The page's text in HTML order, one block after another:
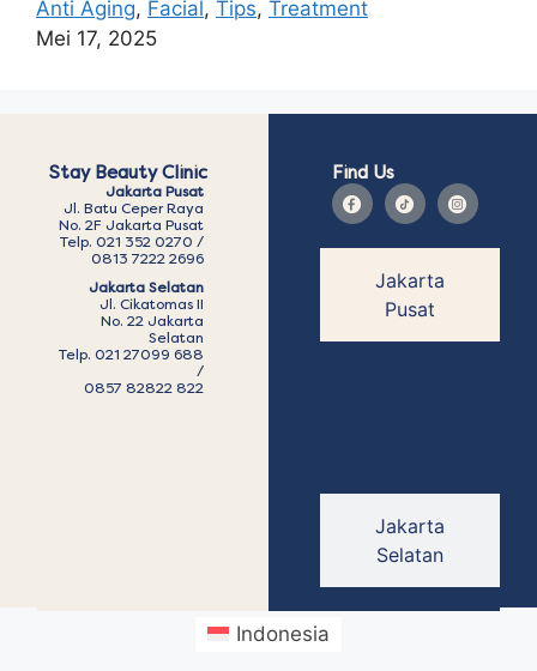
Anti Aging, Facial, Tips, Treatment
Mei 17, 2025
Stay Beauty Clinic
Jakarta Pusat
Jl. Batu Ceper Raya
No. 2F Jakarta Pusat
Telp. 021 352 0270 /
0813 7222 2696
Jakarta Selatan
Jl. Cikatomas II
No. 22 Jakarta
Selatan
Telp. 021 27099 688
/
0857 82822 822
Find Us
Jakarta
Pusat
Jakarta
Selatan
Indonesia